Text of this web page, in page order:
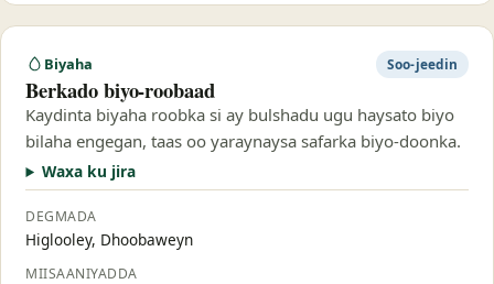
Biyaha Soo-jeedin
Berkado biyo-roobaad
Kaydinta biyaha roobka si ay bulshadu ugu haysato biyo
bilaha engegan, taas oo yaraynaysa safarka biyo-doonka.
Waxa ku jira
DEGMADA
Higlooley, Dhoobaweyn
MIISAANIYADDA